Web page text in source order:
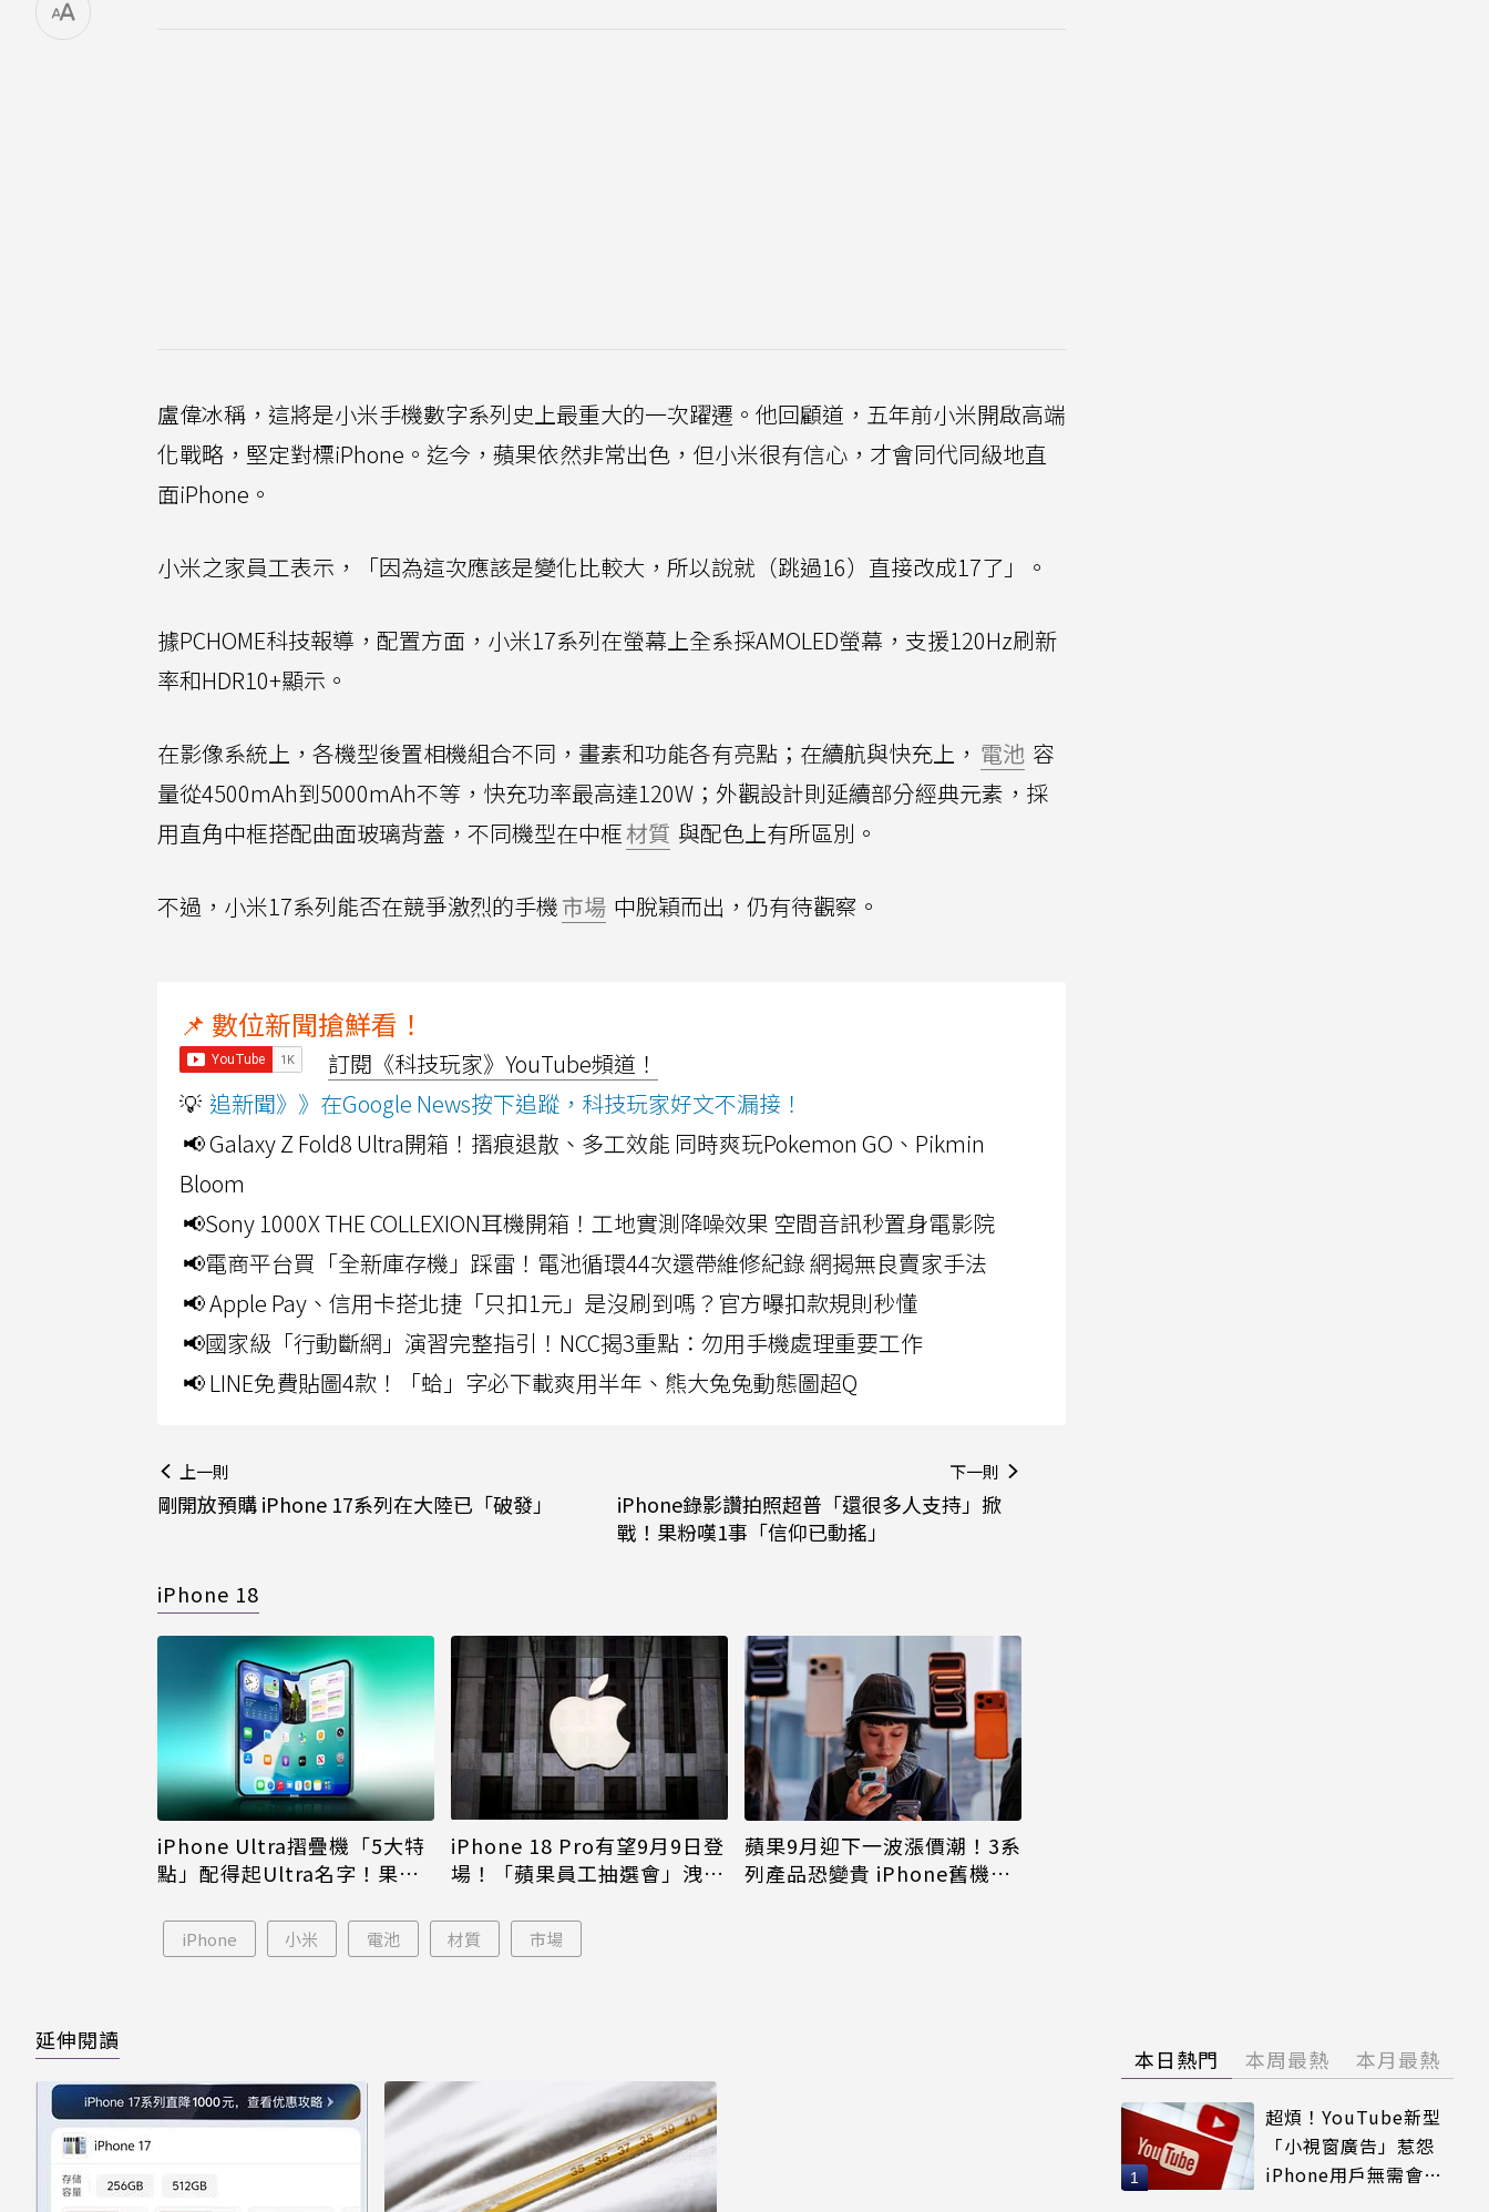
盧偉冰稱，這將是小米手機數字系列史上最重大的一次躍遷。他回顧道，五年前小米開啟高端
化戰略，堅定對標iPhone。迄今，蘋果依然非常出色，但小米很有信心，才會同代同級地直
面iPhone。
小米之家員工表示，「因為這次應該是變化比較大，所以說就（跳過16）直接改成17了」。
據PCHOME科技報導，配置方面，小米17系列在螢幕上全系採AMOLED螢幕，支援120Hz刷新
率和HDR10+顯示。
在影像系統上，各機型後置相機組合不同，畫素和功能各有亮點；在續航與快充上， 電池 容
量從4500mAh到5000mAh不等，快充功率最高達120W；外觀設計則延續部分經典元素，採
用直角中框搭配曲面玻璃背蓋，不同機型在中框材質 與配色上有所區別。
不過，小米17系列能否在競爭激烈的手機市場 中脫穎而出，仍有待觀察。
📌 數位新聞搶鮮看！
訂閱《科技玩家》YouTube頻道！
💡 追新聞》》在Google News按下追蹤，科技玩家好文不漏接！
📢 Galaxy Z Fold8 Ultra開箱！摺痕退散、多工效能 同時爽玩Pokemon GO、Pikmin
Bloom
📢Sony 1000X THE COLLEXION耳機開箱！工地實測降噪效果 空間音訊秒置身電影院
📢電商平台買「全新庫存機」踩雷！電池循環44次還帶維修紀錄 網揭無良賣家手法
📢 Apple Pay、信用卡搭北捷「只扣1元」是沒刷到嗎？官方曝扣款規則秒懂
📢國家級「行動斷網」演習完整指引！NCC揭3重點：勿用手機處理重要工作
📢 LINE免費貼圖4款！「蛤」字必下載爽用半年、熊大兔兔動態圖超Q
上一則
剛開放預購 iPhone 17系列在大陸已「破發」
下一則
iPhone錄影讚拍照超普「還很多人支持」掀
戰！果粉嘆1事「信仰已動搖」
iPhone 18
iPhone Ultra摺疊機「5大特
點」配得起Ultra名字！果粉
iPhone 18 Pro有望9月9日登
場！「蘋果員工抽選會」洩端
蘋果9月迎下一波漲價潮！3系
列產品恐變貴 iPhone舊機難
iPhone 小米 電池 材質 市場
延伸閱讀
本日熱門 本周最熱 本月最熱
超煩！YouTube新型
「小視窗廣告」惹怨
iPhone用戶無需會員